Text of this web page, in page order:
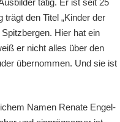
den Titel „Kinder der
Hier hat ein
er nicht alles über den
übernommen. Und sie ist
Namen Renate Engel-